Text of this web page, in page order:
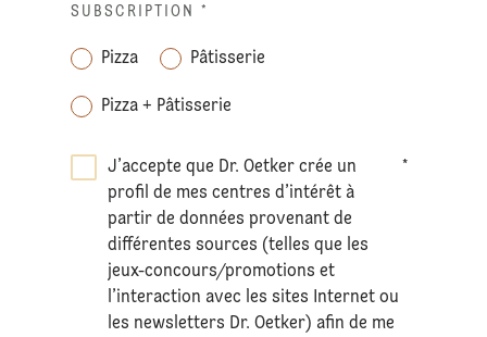
SUBSCRIPTION *
Pizza Pâtisserie
Pizza + Pâtisserie
J’accepte que Dr. Oetker crée un
profil de mes centres d’intérêt à
partir de données provenant de
différentes sources (telles que les
jeux-concours/promotions et
l’interaction avec les sites Internet ou
les newsletters Dr. Oetker) afin de me
*